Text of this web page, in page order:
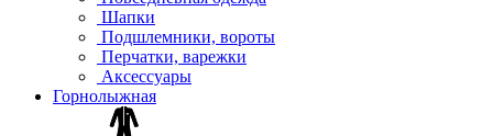
Шапки
Подшлемники, вороты
Перчатки, варежки
Аксессуары
Горнолыжная